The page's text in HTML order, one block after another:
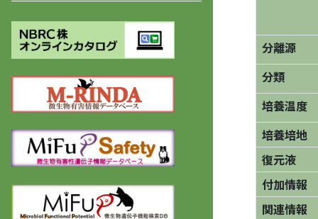
分離源
分類
培養温度
培養培地
復元液
付加情報
関連情報